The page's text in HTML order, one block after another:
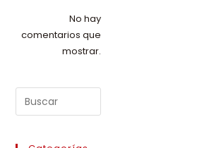
No hay
comentarios que
mostrar.